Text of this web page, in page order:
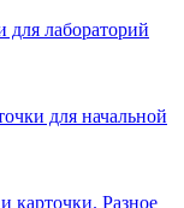
лабораторий
для начальной
карточки. Разное